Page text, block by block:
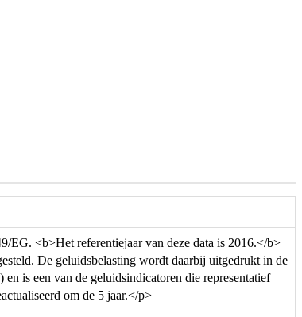
EG. <b>Het referentiejaar van deze data is 2016.</b>
De geluidsbelasting wordt daarbij uitgedrukt in de
is een van de geluidsindicatoren die representatief
om de 5 jaar.</p>